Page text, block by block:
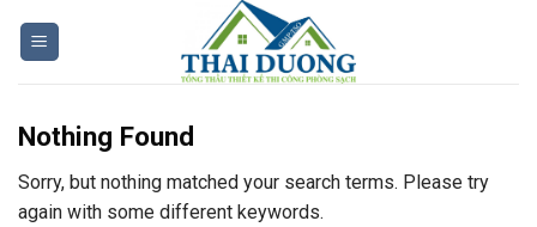
Nothing Found
Sorry, but nothing matched your search terms. Please try
again with some different keywords.